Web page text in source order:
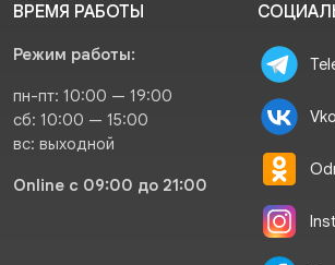
ВРЕМЯ РАБОТЫ
Режим работы:
пн-пт: 10:00 — 19:00
сб: 10:00 — 15:00
вс: выходной
Online с 09:00 до 21:00